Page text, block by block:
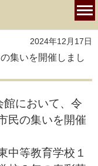
2024年12月17日
集いを開催しまし
において、令
民の集いを開催
中等教育学校１